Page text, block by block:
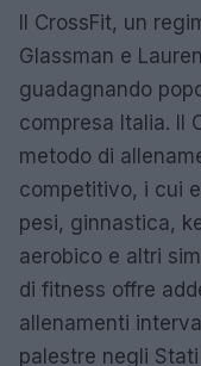
Il CrossFit, un
Glassman e
guadagnando
compresa Italia. Il
metodo di
competitivo, i cui
pesi, ginnastica,
aerobico e altri
di fitness offre
allenamenti
palestre negli